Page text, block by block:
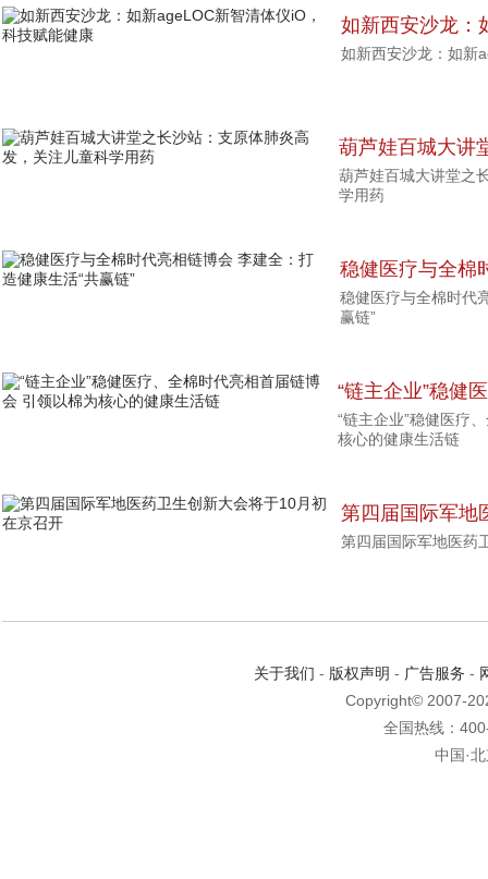
如新西安沙龙：
科技赋能健康
如新西安沙龙：如新
葫芦娃百城大讲
发，关注儿童科
葫芦娃百城大讲堂之
学用药
稳健医疗与全棉
健康生活“共赢链
稳健医疗与全棉时代
赢链”
“链主企业”稳健
引领以棉为核心
“链主企业”稳健医疗
核心的健康生活链
第四届国际军地
在京召开
第四届国际军地医药
关于我们 - 版权声明 - 广告服务 -
Copyright© 2007-
全国热线：
中国·